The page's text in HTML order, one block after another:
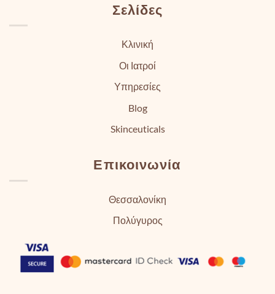
Σελίδες
Κλινική
Οι Ιατροί
Υπηρεσίες
Blog
Skinceuticals
Επικοινωνία
Θεσσαλονίκη
Πολύγυρος